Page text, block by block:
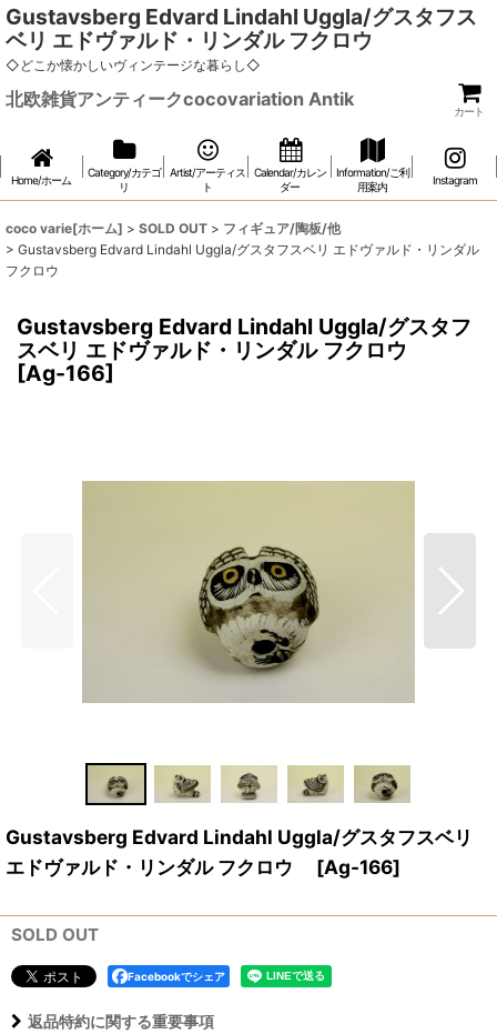
Gustavsberg Edvard Lindahl Uggla/グスタフス
ベリ エドヴァルド・リンダル フクロウ
◇どこか懐かしいヴィンテージな暮らし◇
北欧雑貨アンティークcocovariation Antik
カート
Home/ホーム
Category/カテゴ
リ
Artist/アーティス
ト
Calendar/カレン
ダー
Information/ご利
用案内
Instagram
coco varie[ホーム] > SOLD OUT > フィギュア/陶板/他
> Gustavsberg Edvard Lindahl Uggla/グスタフスベリ エドヴァルド・リンダル
フクロウ
Gustavsberg Edvard Lindahl Uggla/グスタフ
スベリ エドヴァルド・リンダル フクロウ
[Ag-166]
Gustavsberg Edvard Lindahl Uggla/グスタフスベリ
エドヴァルド・リンダル フクロウ
[Ag-166]
SOLD OUT
Facebookでシェア
返品特約に関する重要事項